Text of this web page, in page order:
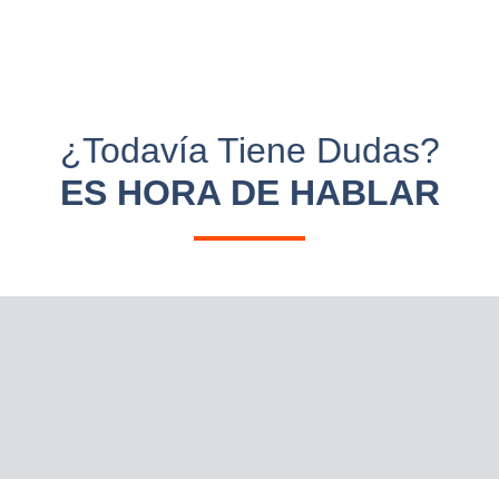
¿todavía Tiene Dudas?
ES HORA DE HABLAR